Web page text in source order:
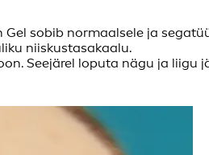
Gel sobib normaalsele ja
niiskustasakaalu.
Seejärel loputa nägu ja liigu